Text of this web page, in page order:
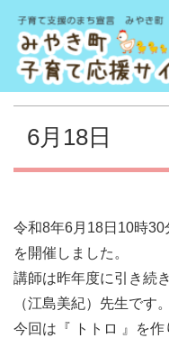
6月18日
令和8年6月18日10時30
を開催しました。
講師は昨年度に引き続
（江島美紀）先生です。
今回は『 トトロ